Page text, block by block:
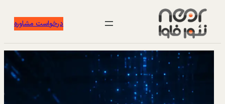
درخواست مشاوره